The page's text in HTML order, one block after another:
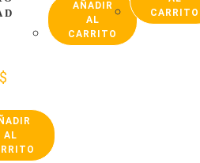
$
AL
AÑADIR
AL
CARRITO
CARRITO